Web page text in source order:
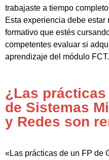
trabajaste a tiempo
Esta experiencia debe
formativo que estés
competentes evaluar si
aprendizaje del módulo
¿Las
de Sistemas
y Redes son
«Las prácticas de un FP de